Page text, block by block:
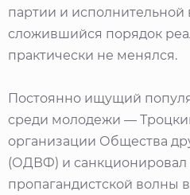
партии и исполнительной
сложившийся порядок
практически не менялся.
Постоянно ищущий
среди молодежи —
организации Общества
(ОДВФ) и санкционировал
пропагандистской волны